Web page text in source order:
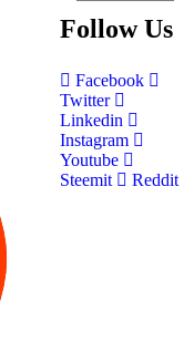
Follow Us
Facebook
Twitter
Linkedin
Instagram
Youtube
Steemit
Reddit